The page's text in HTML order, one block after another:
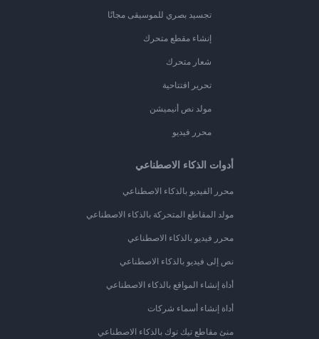
تجسيد بصري للموسيقى مجانًا
إنشاء مقطع متحرك
شعار متحرك
تحرير افتتاحية
مولد نص أنيميشن
محرر فيديو
أدوات الذكاء الاصطناعي
محرر الفيديو بالذكاء الاصطناعي
مولد المقاطع المتحركة بالذكاء الاصطناعي
محرر فيديو بالذكاء الاصطناعي
نص إلى فيديو بالذكاء الاصطناعي
أداة إنشاء المواقع بالذكاء الاصطناعي
أداة إنشاء أسماء شركات
منئ مقاطع تيك توك بالذكاء الاصطناعي